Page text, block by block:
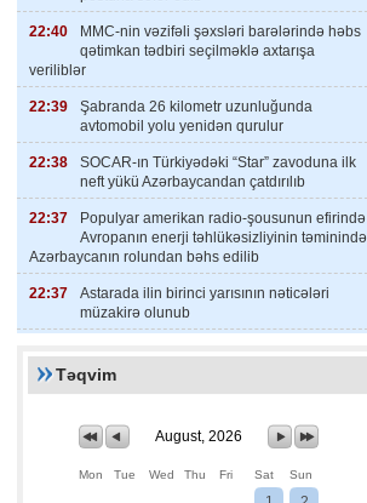
22:40
MMC-nin vəzifəli şəxsləri barələrində həbs
qətimkan tədbiri seçilməklə axtarışa
veriliblər
22:39
Şabranda 26 kilometr uzunluğunda
avtomobil yolu yenidən qurulur
22:38
SOCAR-ın Türkiyədəki “Star” zavoduna ilk
neft yükü Azərbaycandan çatdırılıb
22:37
Populyar amerikan radio-şousunun efirində
Avropanın enerji təhlükəsizliyinin təminində
Azərbaycanın rolundan bəhs edilib
22:37
Astarada ilin birinci yarısının nəticələri
müzakirə olunub
Təqvim
August, 2026
Mon Tue Wed Thu Fri Sat Sun